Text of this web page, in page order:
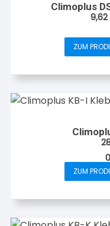
Climoplus
9,62
ZUM
ZUM